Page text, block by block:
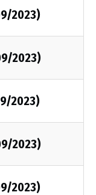
2023)
2023)
2023)
2023)
2023)